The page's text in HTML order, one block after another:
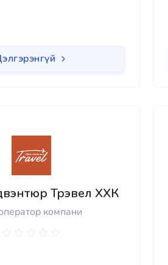
Трэвел ХХК
компани